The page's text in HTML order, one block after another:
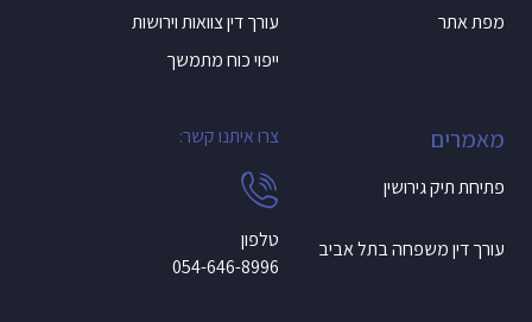
מפת אתר
עורך דין צוואות וירושות
ייפוי כוח מתמשך
מאמרים
פתיחת תיק גירושין
עורך דין משפחה בתל אביב
צרו איתנו קשר:
054-646-8996
טלפון